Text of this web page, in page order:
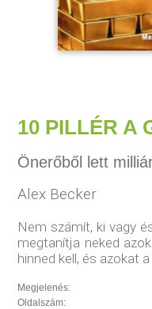
10 PILLÉR A
Önerőből lett
Alex Becker
Nem számít, ki vagy
megtanítja neked
hinned kell, és azokat
Megjelenés:
Oldalszám: